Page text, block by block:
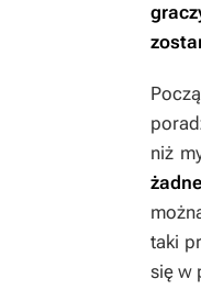
niż
taki
się w